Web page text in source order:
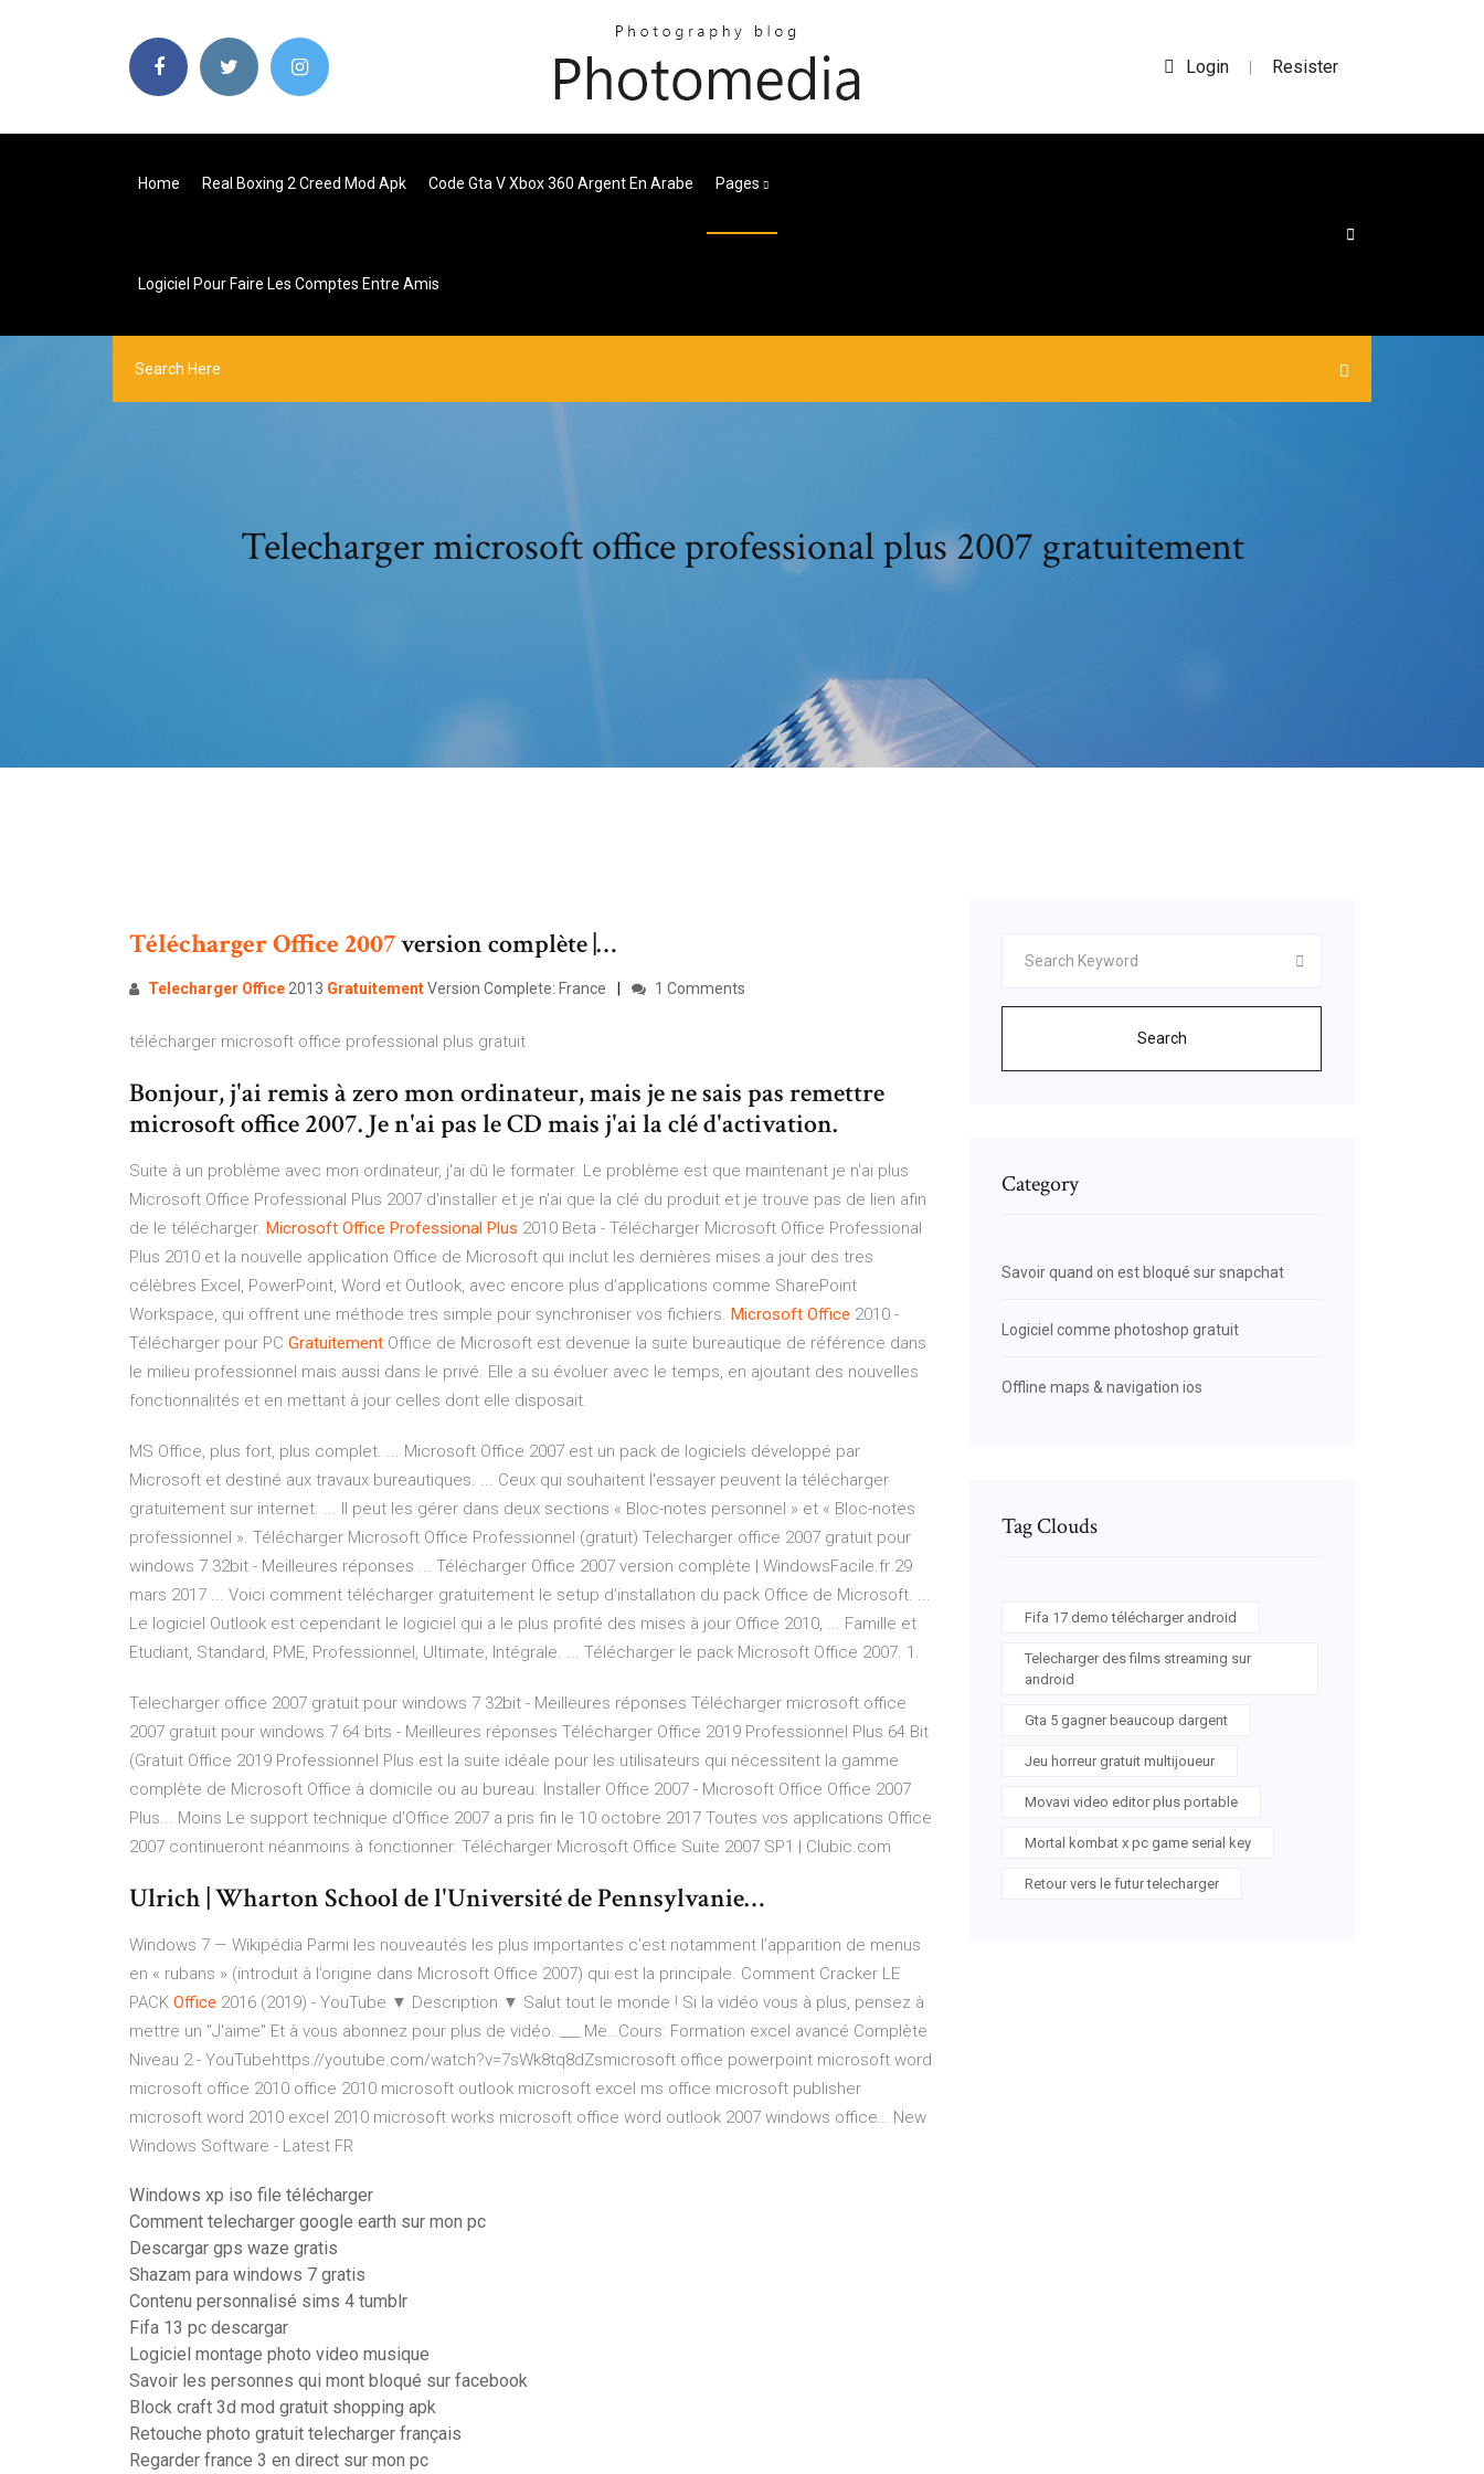
Login | Resister
Home Real Boxing 2 Creed Mod Apk Code Gta V Xbox 360 Argent En Arabe Pages
Logiciel Pour Faire Les Comptes Entre Amis
Telecharger microsoft office professional plus 2007 gratuitement
TéléchargerOffice2007version complète |…
Telecharger Office 2013 GratuitementVersion Complete: France 1 Comments
télécharger microsoft office professional plus gratuit
Bonjour, j'ai remis à zero mon ordinateur, mais je ne sais pas remettre
microsoft office 2007. Je n'ai pas le CD mais j'ai la clé d'activation.
Suite à un problème avec mon ordinateur, j'ai dû le formater. Le problème est que maintenant je n'ai plus
Microsoft Office Professional Plus 2007 d'installer et je n'ai que la clé du produit et je trouve pas de lien afin
de le télécharger. Microsoft Office Professional Plus 2010 Beta - Télécharger Microsoft Office Professional
Plus 2010 et la nouvelle application Office de Microsoft qui inclut les dernières mises a jour des tres
célèbres Excel, PowerPoint, Word et Outlook, avec encore plus d'applications comme SharePoint
Workspace, qui offrent une méthode tres simple pour synchroniser vos fichiers. Microsoft Office 2010 -
Télécharger pour PC Gratuitement Office de Microsoft est devenue la suite bureautique de référence dans
le milieu professionnel mais aussi dans le privé. Elle a su évoluer avec le temps, en ajoutant des nouvelles
fonctionnalités et en mettant à jour celles dont elle disposait.
MS Office, plus fort, plus complet. ... Microsoft Office 2007 est un pack de logiciels développé par
Microsoft et destiné aux travaux bureautiques. ... Ceux qui souhaitent l'essayer peuvent la télécharger
gratuitement sur internet. ... Il peut les gérer dans deux sections « Bloc-notes personnel » et « Bloc-notes
professionnel ». Télécharger Microsoft Office Professionnel (gratuit) Telecharger office 2007 gratuit pour
windows 7 32bit - Meilleures réponses ... Télécharger Office 2007 version complète | WindowsFacile.fr 29
mars 2017 ... Voici comment télécharger gratuitement le setup d'installation du pack Office de Microsoft. ...
Le logiciel Outlook est cependant le logiciel qui a le plus profité des mises à jour Office 2010, ... Famille et
Etudiant, Standard, PME, Professionnel, Ultimate, Intégrale. ... Télécharger le pack Microsoft Office 2007. 1.
Telecharger office 2007 gratuit pour windows 7 32bit - Meilleures réponses Télécharger microsoft office
2007 gratuit pour windows 7 64 bits - Meilleures réponses Télécharger Office 2019 Professionnel Plus 64 Bit
(Gratuit Office 2019 Professionnel Plus est la suite idéale pour les utilisateurs qui nécessitent la gamme
complète de Microsoft Office à domicile ou au bureau. Installer Office 2007 - Microsoft Office Office 2007
Plus... Moins Le support technique d’Office 2007 a pris fin le 10 octobre 2017 Toutes vos applications Office
2007 continueront néanmoins à fonctionner. Télécharger Microsoft Office Suite 2007 SP1 | Clubic.com
Ulrich | Wharton School de l'Université de Pennsylvanie…
Windows 7 — Wikipédia Parmi les nouveautés les plus importantes c’est notamment l’apparition de menus
en « rubans » (introduit à l’origine dans Microsoft Office 2007) qui est la principale. Comment Cracker LE
PACK Office 2016 (2019) - YouTube ▼ Description ▼ Salut tout le monde ! Si la vidéo vous à plus, pensez à
mettre un "J'aime" Et à vous abonnez pour plus de vidéo. ___ Me…Cours: Formation excel avancé Complète
Niveau 2 - YouTubehttps://youtube.com/watch?v=7sWk8tq8dZsmicrosoft office powerpoint microsoft word
microsoft office 2010 office 2010 microsoft outlook microsoft excel ms office microsoft publisher
microsoft word 2010 excel 2010 microsoft works microsoft office word outlook 2007 windows office… New
Windows Software - Latest FR
Windows xp iso file télécharger
Comment telecharger google earth sur mon pc
Descargar gps waze gratis
Shazam para windows 7 gratis
Contenu personnalisé sims 4 tumblr
Fifa 13 pc descargar
Logiciel montage photo video musique
Savoir les personnes qui mont bloqué sur facebook
Block craft 3d mod gratuit shopping apk
Retouche photo gratuit telecharger français
Regarder france 3 en direct sur mon pc
Search
Category
Savoir quand on est bloqué sur snapchat
Logiciel comme photoshop gratuit
Offline maps & navigation ios
Tag Clouds
Fifa 17 demo télécharger android
Telecharger des films streaming sur
android
Gta 5 gagner beaucoup dargent
Jeu horreur gratuit multijoueur
Movavi video editor plus portable
Mortal kombat x pc game serial key
Retour vers le futur telecharger